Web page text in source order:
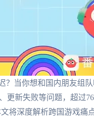
？当你想和国内朋友组
更新失败等问题，超过
将深度解析跨国游戏痛